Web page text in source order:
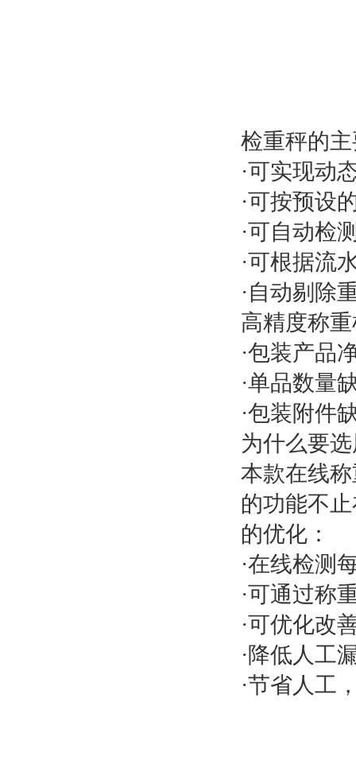
检重秤的
·可实现动
·可按预设
·可自动检
·可根据流
·自动剔除
高精度称
·包装产品
·单品数量
·包装附件
为什么要
本款在线
的功能不
的优化：
·在线检测
·可通过称
·可优化改
·降低人工
·节省人工